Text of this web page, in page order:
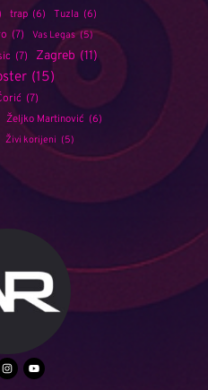
trap (6) Tuzla (6)
(7) Vas Legas (5)
(7) Zagreb (11)
(15)
(7)
Željko Martinović (6)
Živi korijeni (5)